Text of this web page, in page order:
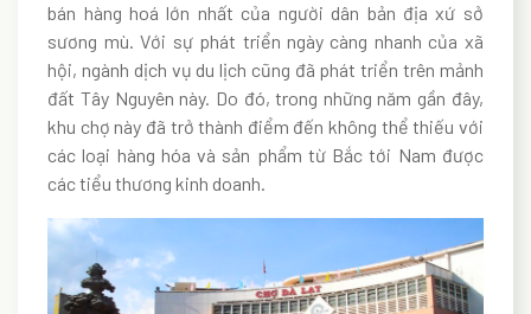
bán hàng hoá lớn nhất của người dân bản địa xứ sở
sương mù. Với sự phát triển ngày càng nhanh của xã
hội, ngành dịch vụ du lịch cũng đã phát triển trên mảnh
đất Tây Nguyên này. Do đó, trong những năm gần đây,
khu chợ này đã trở thành điểm đến không thể thiếu với
các loại hàng hóa và sản phẩm từ Bắc tới Nam được
các tiểu thương kinh doanh.